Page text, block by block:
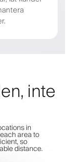
inte
in
area to
so
distance.